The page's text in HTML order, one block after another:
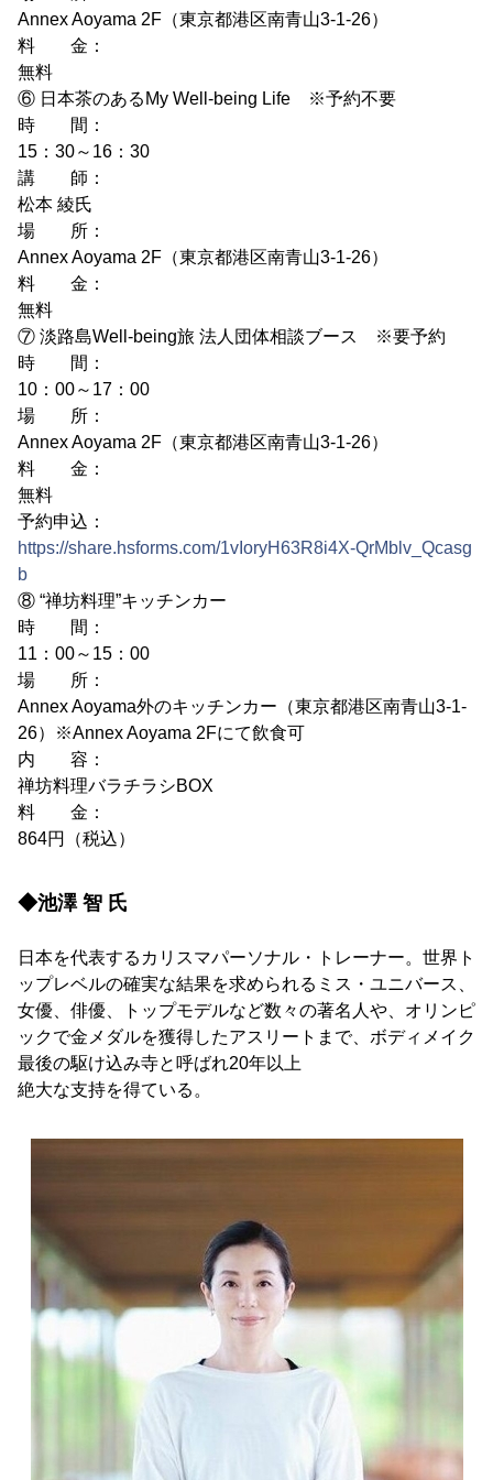
Annex Aoyama 2F（東京都港区南青山3-1-26）
料 金：
無料
⑥ 日本茶のあるMy Well-being Life ※予約不要
時 間：
15：30～16：30
講 師：
松本 綾氏
場 所：
Annex Aoyama 2F（東京都港区南青山3-1-26）
料 金：
無料
⑦ 淡路島Well-being旅 法人団体相談ブース ※要予約
時 間：
10：00～17：00
場 所：
Annex Aoyama 2F（東京都港区南青山3-1-26）
料 金：
無料
予約申込：
https://share.hsforms.com/1vIoryH63R8i4X-QrMblv_Qcasg
b
⑧ “禅坊料理”キッチンカー
時 間：
11：00～15：00
場 所：
Annex Aoyama外のキッチンカー（東京都港区南青山3-1-
26）※Annex Aoyama 2Fにて飲食可
内 容：
禅坊料理バラチラシBOX
料 金：
864円（税込）
◆池澤 智 氏
日本を代表するカリスマパーソナル・トレーナー。世界ト
ップレベルの確実な結果を求められるミス・ユニバース、
女優、俳優、トップモデルなど数々の著名人や、オリンピ
ックで金メダルを獲得したアスリートまで、ボディメイク
最後の駆け込み寺と呼ばれ20年以上
絶大な支持を得ている。